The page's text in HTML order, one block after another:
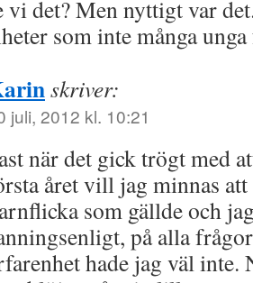
vi det? Men nyttigt var
som inte många
skriver:
juli, 2012 kl. 10:21
när det gick trögt med
året vill jag minnas
som gällde och
på alla
hade jag väl inte.